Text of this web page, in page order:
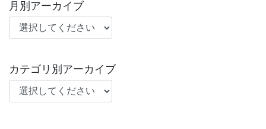
月別アーカイブ
カテゴリ別アーカイブ